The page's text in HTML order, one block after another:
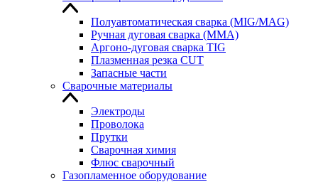
Полуавтоматическая сварка (MIG/MAG)
Ручная дуговая сварка (MMA)
Аргоно-дуговая сварка TIG
Плазменная резка CUT
Запасные части
Сварочные материалы
Электроды
Проволока
Прутки
Сварочная химия
Флюс сварочный
Газопламенное оборудование